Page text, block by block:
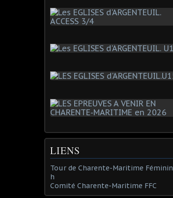
LIENS
Tour de Charente-Maritime Féminin
h
Comité Charente-Maritime FFC